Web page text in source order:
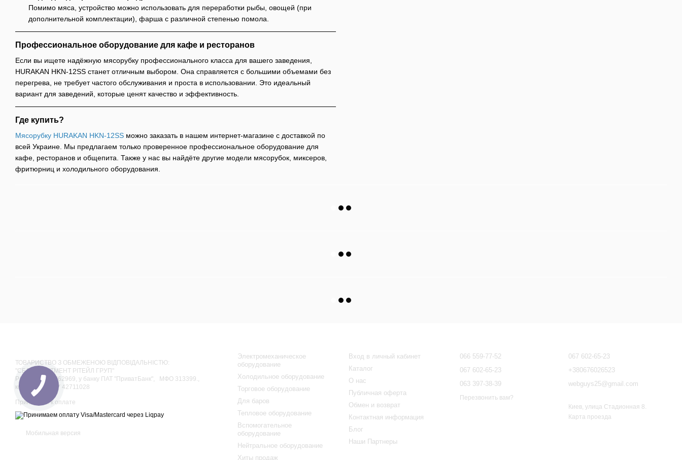
Помимо мяса, устройство можно использовать для переработки рыбы, овощей (при
дополнительной комплектации), фарша с различной степенью помола.
Профессиональное оборудование для кафе и ресторанов
Если вы ищете надёжную мясорубку профессионального класса для вашего заведения,
HURAKAN HKN-12SS станет отличным выбором. Она справляется с большими объемами без
перегрева, не требует частого обслуживания и проста в использовании. Это идеальный
вариант для заведений, которые ценят качество и эффективность.
Где купить?
Мясорубку HURAKAN HKN-12SS можно заказать в нашем интернет-магазине с доставкой по
всей Украине. Мы предлагаем только проверенное профессиональное оборудование для
кафе, ресторанов и общепита. Также у нас вы найдёте другие модели мясорубок, миксеров,
фритюрниц и холодильного оборудования.
ТОВАРИСТВО З ОБМЕЖЕНОЮ ВІДПОВІДАЛЬНІСТЮ:
"СБЛ ІНВЕСТМЕНТ РІТЕЙЛ ГРУП"
Р/р 26006055762969, у банку ПАТ "ПриватБанк", МФО 313399.,
код за ЄДРПОУ 42711028
Принимаем к оплате
Мобильная версия
Электромеханическое
оборудование
Холодильное оборудование
Торговое оборудование
Для баров
Тепловое оборудование
Вспомогательное
оборудование
Нейтральное оборудование
Хиты продаж
Вход в личный кабинет
Каталог
О нас
Публичная оферта
Обмен и возврат
Контактная информация
Блог
Наши Партнеры
066 559-77-52
067 602-65-23
063 397-38-39
Перезвонить вам?
067 602-65-23
+380676026523
webguys25@gmail.com
Киев, улица Стадионная 8.
Карта проезда